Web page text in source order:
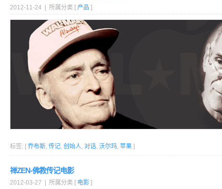
2012-11-24 | 所属分类 [ 产品 ]
标签: [ 乔布斯, 传记, 创始人, 对话, 沃尔玛, 苹果 ]
禅ZEN-佛教传记电影
2012-03-27 | 所属分类 [ 电影 ]